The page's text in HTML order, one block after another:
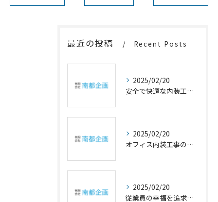
最近の投稿 Recent Posts
2025/02/20
安全で快適な内装工事の重要性
2025/02/20
オフィス内装工事の幸福設計
2025/02/20
従業員の幸福を追求するオフィスの内装アイデア